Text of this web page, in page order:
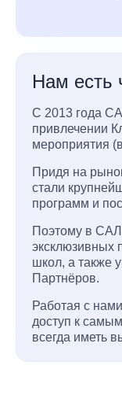
Нам есть
С 2013 года
привлечении
мероприятия
Придя на
стали
программ и
Поэтому в
эксклюзивных
школ, а также
Партнёров.
Работая с
доступ к
всегда иметь